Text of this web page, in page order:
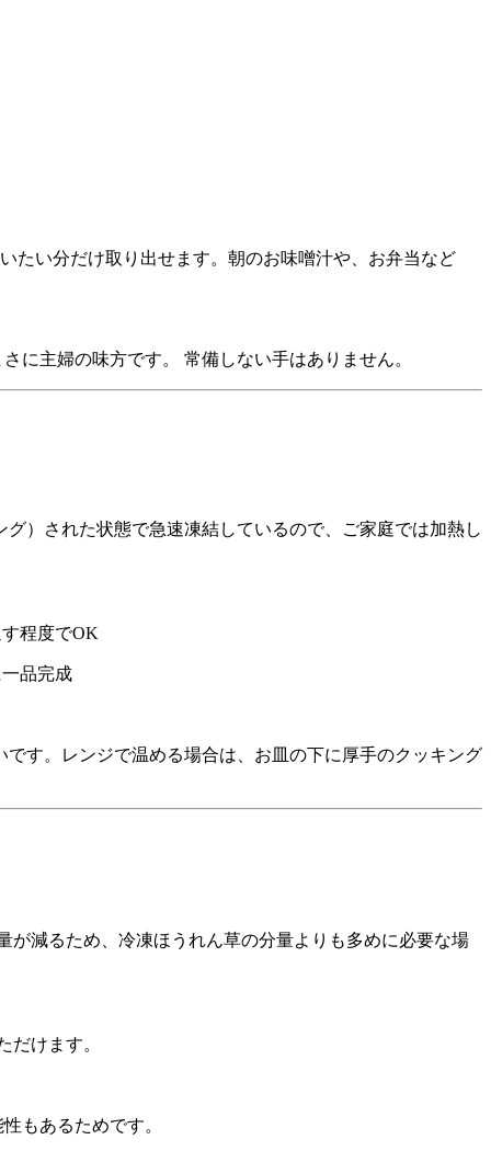
たい分だけ取り出せます。朝のお味噌汁や、お弁当など
に主婦の味方です。 常備しない手はありません。
）された状態で急速凍結しているので、ご家庭では加熱し
程度でOK
品完成
す。レンジで温める場合は、お皿の下に厚手のクッキング
減るため、冷凍ほうれん草の分量よりも多めに必要な場
けます。
もあるためです。